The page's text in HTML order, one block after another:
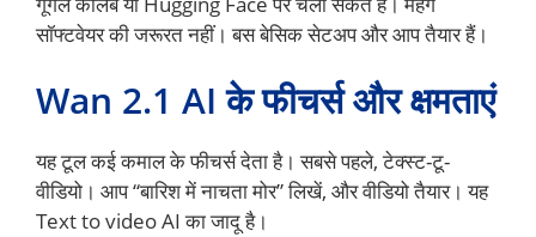
सॉफ्टवेयर की जरूरत नहीं। बस बेसिक सेटअप और आप तैयार हैं।
Wan 2.1 AI के फीचर्स और क्षमताएं
यह टूल कई कमाल के फीचर्स देता है। सबसे पहले, टेक्स्ट-टू-
वीडियो। आप “बारिश में नाचता मोर” लिखें, और वीडियो तैयार। यह
Text to video AI का जादू है।